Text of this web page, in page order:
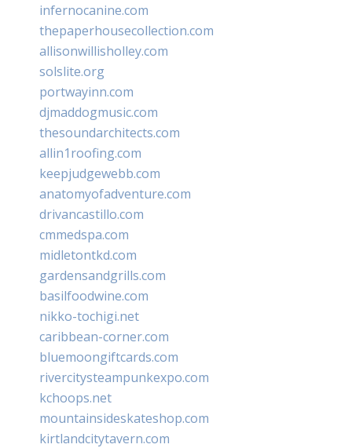
infernocanine.com
thepaperhousecollection.com
allisonwillisholley.com
solslite.org
portwayinn.com
djmaddogmusic.com
thesoundarchitects.com
allin1roofing.com
keepjudgewebb.com
anatomyofadventure.com
drivancastillo.com
cmmedspa.com
midletontkd.com
gardensandgrills.com
basilfoodwine.com
nikko-tochigi.net
caribbean-corner.com
bluemoongiftcards.com
rivercitysteampunkexpo.com
kchoops.net
mountainsideskateshop.com
kirtlandcitytavern.com